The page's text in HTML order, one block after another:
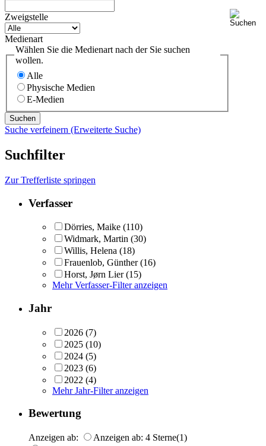
Zweigstelle
Medienart
Wählen Sie die Medienart nach der Sie suchen
wollen.
Alle
Physische Medien
E-Medien
Suche verfeinern (Erweiterte Suche)
Suchfilter
Zur Trefferliste springen
Verfasser
Dörries, Maike (110)
Widmark, Martin (30)
Willis, Helena (18)
Frauenlob, Günther (16)
Horst, Jørn Lier (15)
Mehr Verfasser-Filter anzeigen
Jahr
2026 (7)
2025 (10)
2024 (5)
2023 (6)
2022 (4)
Mehr Jahr-Filter anzeigen
Bewertung
Anzeigen ab: Anzeigen ab: 4 Sterne(1)